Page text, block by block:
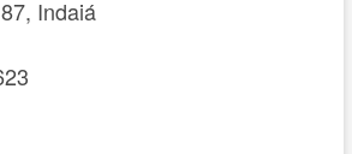
Indaiá